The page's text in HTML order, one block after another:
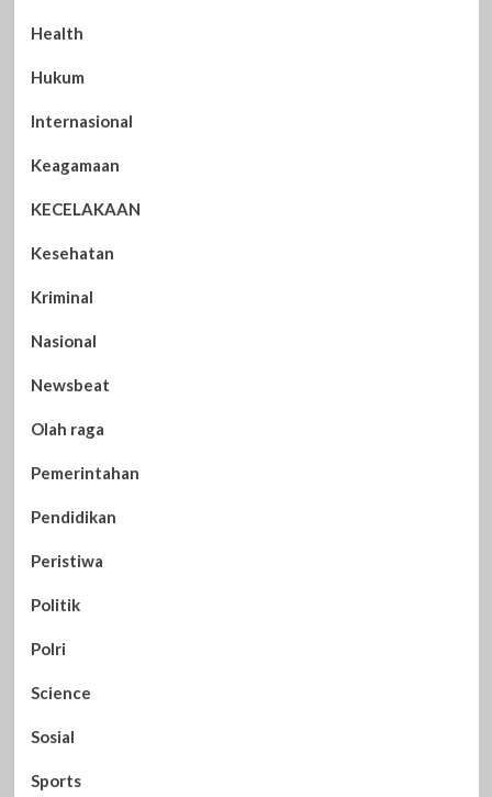
Health
Hukum
Internasional
Keagamaan
KECELAKAAN
Kesehatan
Kriminal
Nasional
Newsbeat
Olah raga
Pemerintahan
Pendidikan
Peristiwa
Politik
Polri
Science
Sosial
Sports